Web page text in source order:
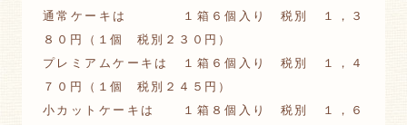
通常ケーキは １箱６個入り 税別 １，３
８０円（１個 税別２３０円）
プレミアムケーキは １箱６個入り 税別 １，４
７０円（１個 税別２４５円）
小カットケーキは １箱８個入り 税別 １，６